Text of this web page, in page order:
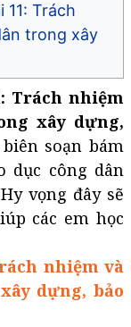
Trách
trong xây
Trách nhiệm
xây dựng,
soạn bám
dục công dân
vọng đây sẽ
các em học
nhiệm và
dựng, bảo